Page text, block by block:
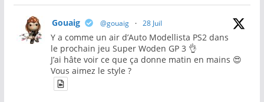
Gouaig @gouaig · 28 Juil
Y a comme un air d’Auto Modellista PS2 dans
le prochain jeu Super Woden GP 3 👌
J’ai hâte voir ce que ça donne matin en mains 😍
Vous aimez le style ?